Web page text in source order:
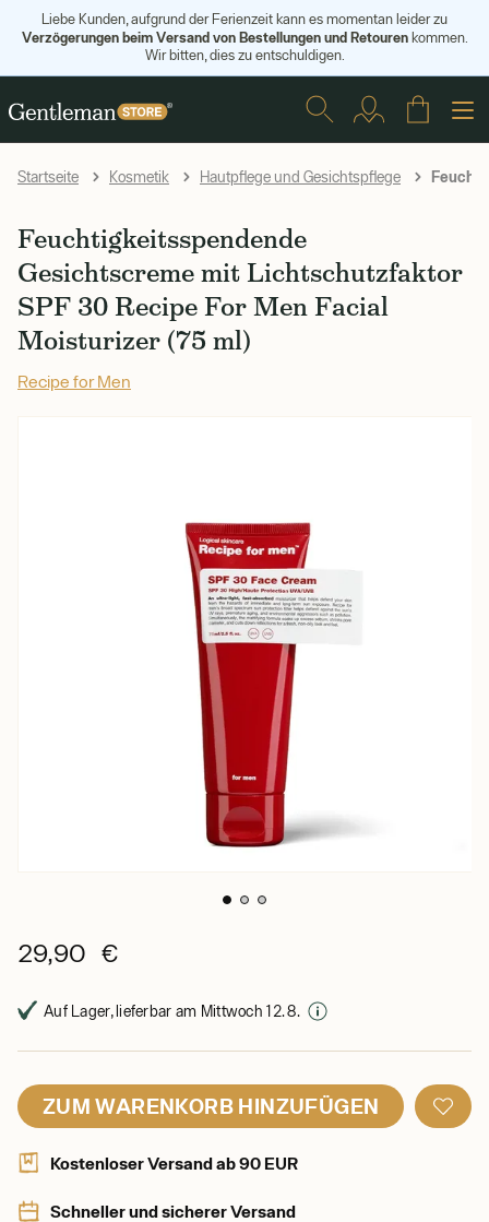
Liebe Kunden, aufgrund der Ferienzeit kann es momentan leider zu
Verzögerungen beim Versand von Bestellungen und Retourenkommen.
Wir bitten, dies zu entschuldigen.
Startseite Kosmetik Hautpflege und Gesichtspflege
Feuchtigkeitsspendende
Gesichtscreme mit Lichtschutzfaktor
SPF 30 Recipe For Men Facial
Moisturizer (75 ml)
Recipe for Men
29,90 €
Auf Lager, lieferbar am Mittwoch 12. 8.
ZUM WARENKORB HINZUFÜGEN
Kostenloser Versand ab 90 EUR
Schneller und sicherer Versand